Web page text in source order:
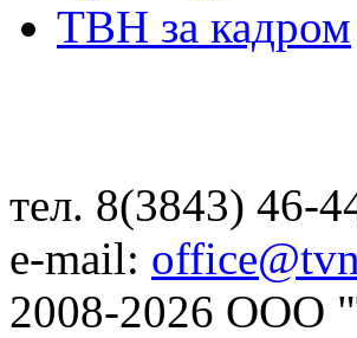
ТВН за кадром
тел. 8(3843) 46-
e-mail:
2008-2026 ООО